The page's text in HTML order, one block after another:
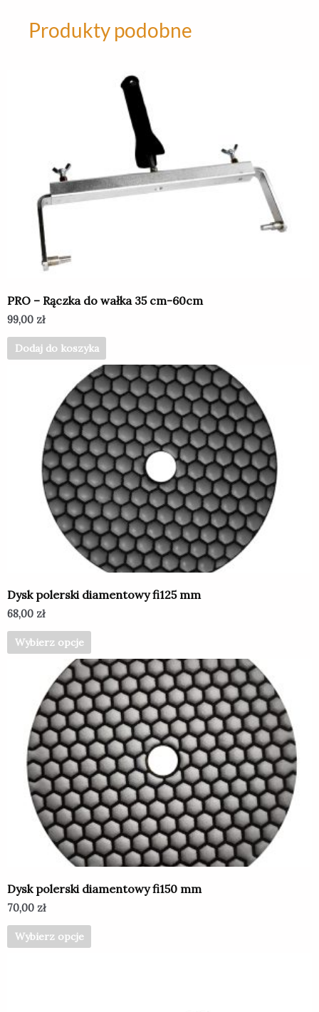
Produkty podobne
PRO – Rączka do wałka 35 cm-60cm
99,00 zł
Dodaj do koszyka
Dysk polerski diamentowy fi125 mm
68,00 zł
Wybierz opcje
wariantów.
Dysk polerski diamentowy fi150 mm
70,00 zł
Wybierz opcje
produkt
wiele
wariantów.
Opcje
można
wybrać